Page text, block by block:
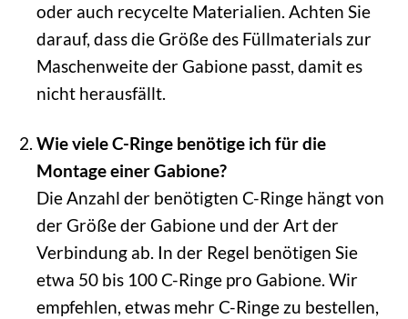
oder auch recycelte Materialien. Achten Sie
darauf, dass die Größe des Füllmaterials zur
Maschenweite der Gabione passt, damit es
nicht herausfällt.
Wie viele C-Ringe benötige ich für die
Montage einer Gabione?
Die Anzahl der benötigten C-Ringe hängt von
der Größe der Gabione und der Art der
Verbindung ab. In der Regel benötigen Sie
etwa 50 bis 100 C-Ringe pro Gabione. Wir
empfehlen, etwas mehr C-Ringe zu bestellen,